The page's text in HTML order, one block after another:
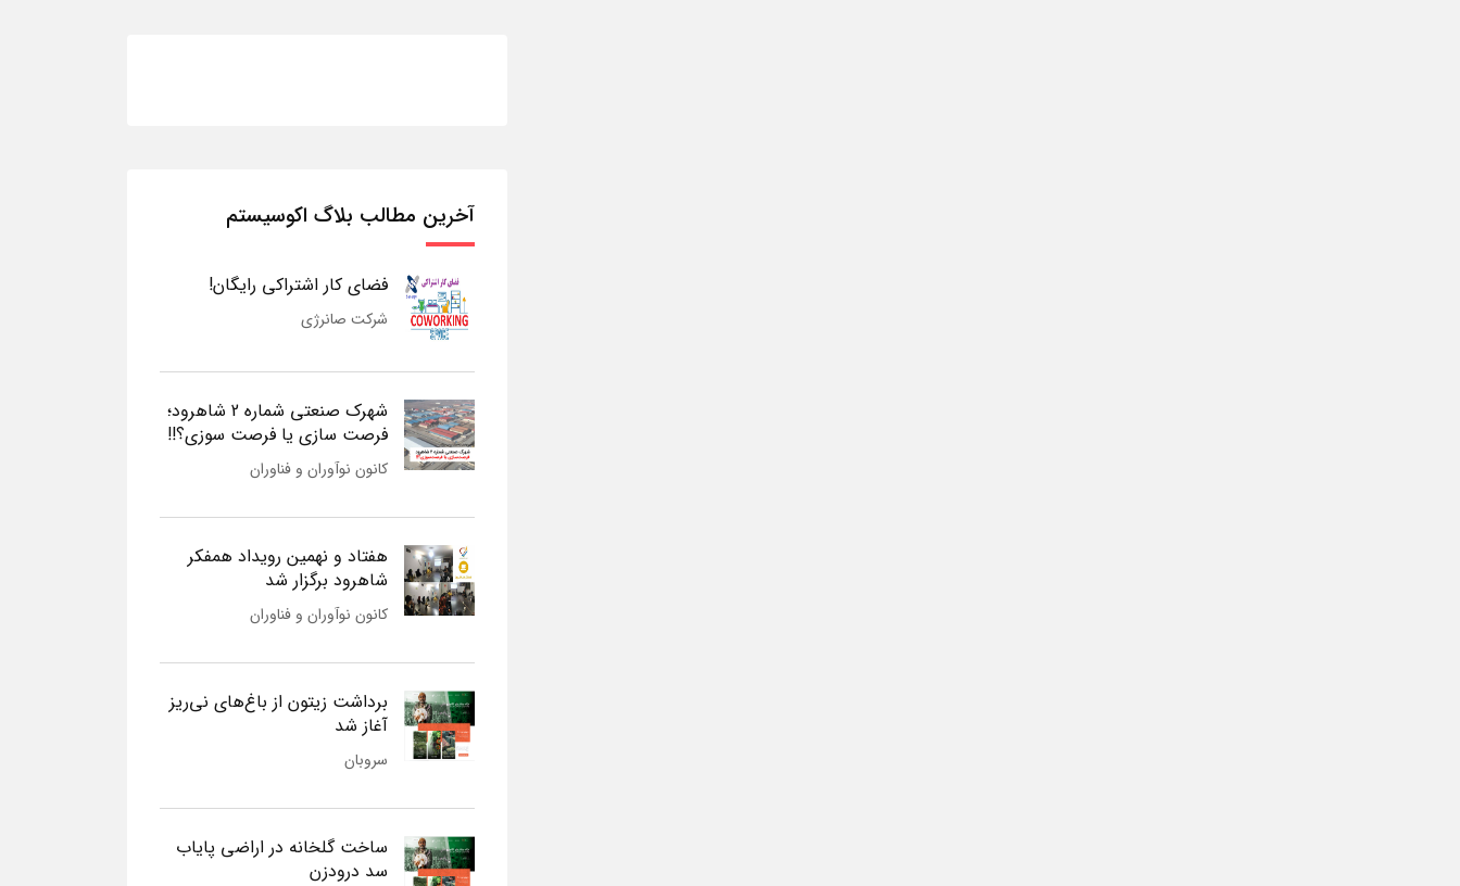
آخرین مطالب بلاگ اکوسیستم
فضای کار اشتراکی رایگان!
شرکت صانرژی
شهرک صنعتی شماره 2 شاهرود؛
فرصت سازی یا فرصت سوزی؟!!
کانون نوآوران و فناوران
هفتاد و نهمین رویداد همفکر
شاهرود برگزار شد
کانون نوآوران و فناوران
برداشت زیتون از باغ‌های نی‌ریز
آغاز شد
سروبان
ساخت گلخانه در اراضی پایاب
سد درودزن